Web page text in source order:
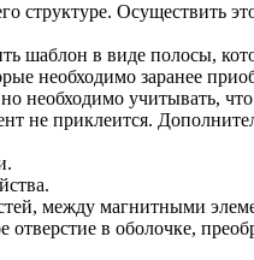
структуре. Осуществить
шаблон в виде полосы,
необходимо заранее
учитывать,
приклеится.
между магнитными
отверстие в оболочке,